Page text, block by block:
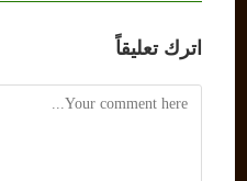
اترك تعليقاً
Comment